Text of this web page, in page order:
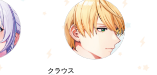
クラウス